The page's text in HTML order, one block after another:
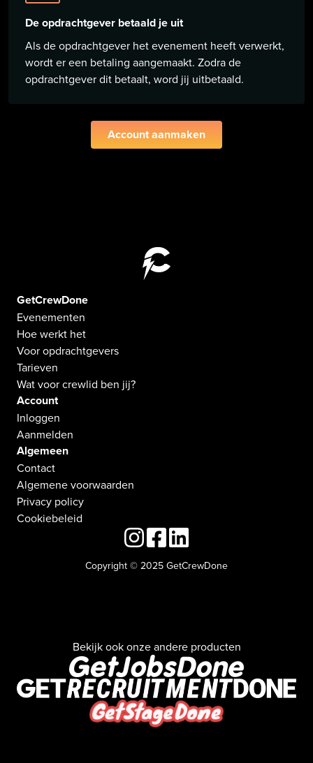
De opdrachtgever betaald je uit
Als de opdrachtgever het evenement heeft verwerkt,
wordt er een betaling aangemaakt. Zodra de
opdrachtgever dit betaalt, word jij uitbetaald.
Account aanmaken
GetCrewDone
Evenementen
Hoe werkt het
Voor opdrachtgevers
Tarieven
Wat voor crewlid ben jij?
Account
Inloggen
Aanmelden
Algemeen
Contact
Algemene voorwaarden
Privacy policy
Cookiebeleid
Copyright © 2025 GetCrewDone
Bekijk ook onze andere producten